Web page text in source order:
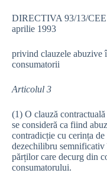
DIRECTIVA 93/13/
aprilie 1993
privind clauzele abuzive
consumatorii
Articolul 3
(1) O clauză
se consideră ca fiind
contradicție cu cerința
dezechilibru
părților care decurg din
consumatorului.